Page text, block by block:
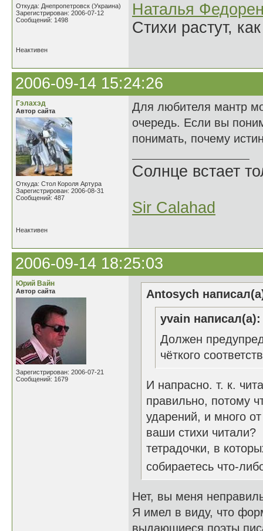
Откуда: Днепропетровск (Украина)
Зарегистрирован: 2006-07-12
Сообщений: 1498
Наталья
Стихи растут,
Неактивен
2006-09-14 15:24:26
Гэлахэд
Автор сайта
Откуда: Стол Короля Артура
Зарегистрирован: 2006-08-31
Сообщений: 487
Для любителя мантр
очередь. Если вы
понимать, почему
Солнце встает
Sir Calahad
Неактивен
2006-09-14 18:25:03
Юрий Вайн
Автор сайта
Зарегистрирован: 2006-07-21
Сообщений: 1679
Antosych
yvain написал(а):
Должен
чёткого
И напрасно. т. к.
правильно, потому
ударений, и много
ваши стихи
тетрадочки, в
собираетесь что-
Нет, вы меня
Я имел в виду, что
выдающиеся поэты